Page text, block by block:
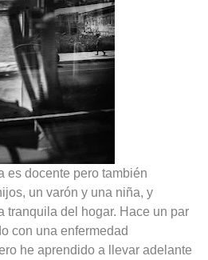
es docente pero también
un varón y una niña, y
tranquila del hogar. Hace un par
con una enfermedad
he aprendido a llevar adelante